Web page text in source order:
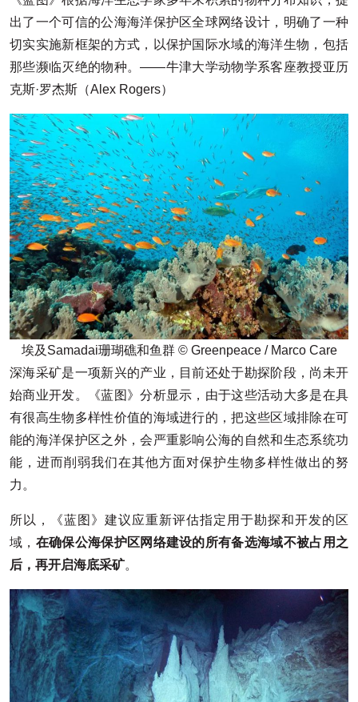
出了一个可信的公海海洋保护区全球网络设计，明确了一种
切实实施新框架的方式，以保护国际水域的海洋生物，包括
那些濒临灭绝的物种。——牛津大学动物学系客座教授亚历
克斯·罗杰斯（Alex Rogers）
埃及Samadai珊瑚礁和鱼群 © Greenpeace / Marco Care
深海采矿是一项新兴的产业，目前还处于勘探阶段，尚未开
始商业开发。《蓝图》分析显示，由于这些活动大多是在具
有很高生物多样性价值的海域进行的，把这些区域排除在可
能的海洋保护区之外，会严重影响公海的自然和生态系统功
能，进而削弱我们在其他方面对保护生物多样性做出的努
力。
所以，《蓝图》建议应重新评估指定用于勘探和开发的区
域， 在确保公海保护区网络建设的所有备选海域不被占用之
后，再开启海底采矿。